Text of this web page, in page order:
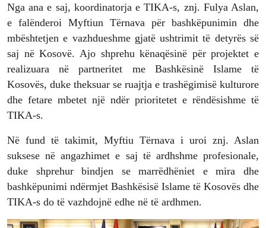
Nga ana e saj, koordinatorja e TIKA-s, znj. Fulya Aslan,
e falënderoi Myftiun Tërnava për bashkëpunimin dhe
mbështetjen e vazhdueshme gjatë ushtrimit të detyrës së
saj në Kosovë. Ajo shprehu kënaqësinë për projektet e
realizuara në partneritet me Bashkësinë Islame të
Kosovës, duke theksuar se ruajtja e trashëgimisë kulturore
dhe fetare mbetet një ndër prioritetet e rëndësishme të
TIKA-s.
Në fund të takimit, Myftiu Tërnava i uroi znj. Aslan
suksese në angazhimet e saj të ardhshme profesionale,
duke shprehur bindjen se marrëdhëniet e mira dhe
bashkëpunimi ndërmjet Bashkësisë Islame të Kosovës dhe
TIKA-s do të vazhdojnë edhe në të ardhmen.